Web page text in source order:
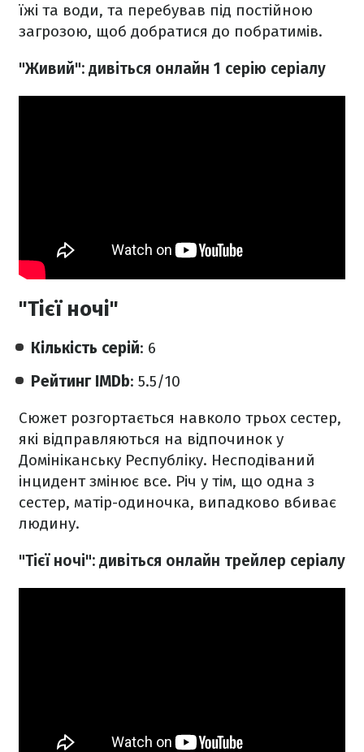
їжі та води, та перебував під постійною
загрозою, щоб добратися до побратимів.
"Живий": дивіться онлайн 1 серію серіалу
"Тієї ночі"
Кількість серій: 6
Рейтинг IMDb: 5.5/10
Сюжет розгортається навколо трьох сестер,
які відправляються на відпочинок у
Домініканську Республіку. Несподіваний
інцидент змінює все. Річ у тім, що одна з
сестер, матір-одиночка, випадково вбиває
людину.
"Тієї ночі": дивіться онлайн трейлер серіалу